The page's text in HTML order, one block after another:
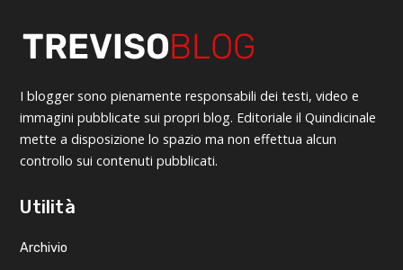
I blogger sono pienamente responsabili dei testi, video e
immagini pubblicate sui propri blog. Editoriale il Quindicinale
mette a disposizione lo spazio ma non effettua alcun
controllo sui contenuti pubblicati.
Utilità
Archivio